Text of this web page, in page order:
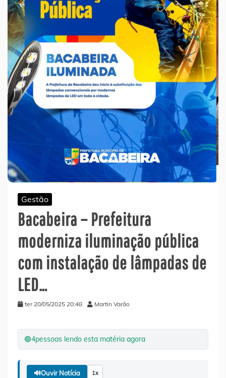
Gestão
Bacabeira – Prefeitura
moderniza iluminação pública
com instalação de lâmpadas de
LED…
ter 20/05/2025 20:48 Martin Varão
🟢4pessoas lendo esta matéria agora
🔊Ouvir Notícia 1x